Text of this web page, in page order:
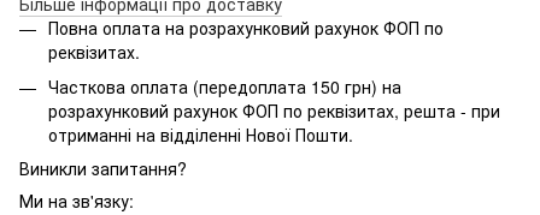
Повна оплата на розрахунковий рахунок ФОП по
реквізитах.
Часткова оплата (передоплата 150 грн) на
розрахунковий рахунок ФОП по реквізитах, решта - при
отриманні на відділенні Нової Пошти.
Виникли запитання?
Ми на зв'язку: